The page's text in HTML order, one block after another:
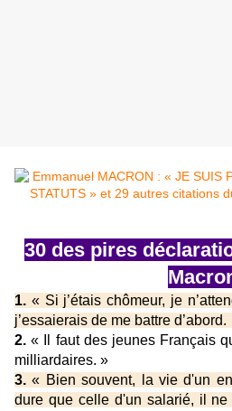
30 des pires
1. « Si j’étais chômeur, je
j’essaierais de me battre d’abord.
2. « Il faut des jeunes Français
milliardaires. »
3. « Bien souvent, la vie d'un
dure que celle d'un salarié, il